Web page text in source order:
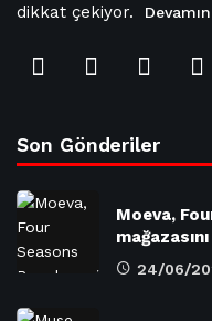
dikkat çekiyor.
Son Gönderiler
Moeva,
24/06/